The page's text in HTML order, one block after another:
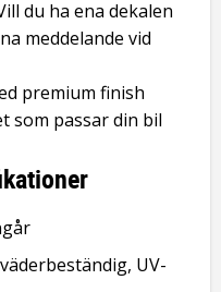
du ha ena dekalen
meddelande vid
premium finish
som passar din bil
UV-